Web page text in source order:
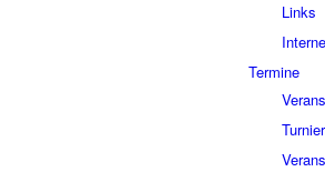
Links
Termine